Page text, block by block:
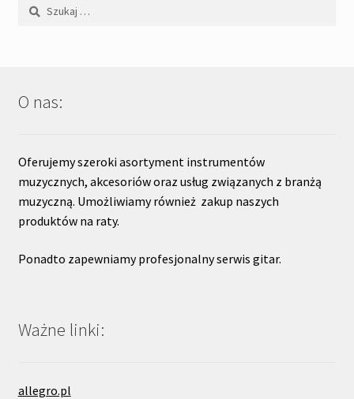
Szukaj:
O nas:
Oferujemy szeroki asortyment instrumentów
muzycznych, akcesoriów oraz usług związanych z branżą
muzyczną. Umożliwiamy również zakup naszych
produktów na raty.
Ponadto zapewniamy profesjonalny serwis gitar.
Ważne linki:
allegro.pl